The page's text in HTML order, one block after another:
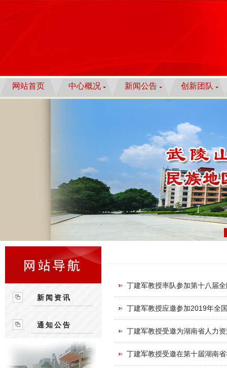
网站首页 中心概况 新闻公告 创新团队
新闻资讯
通知公告
丁建军教授率队参加第十八届
丁建军教授应邀参加2019年全
丁建军教授受邀为湖南省人力
丁建军教授受邀在第十届湖南